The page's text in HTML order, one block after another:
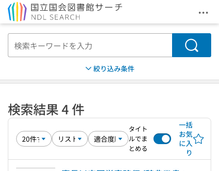
メ
検索
絞り込み条件
検索結果 4 件
タイト
ルでま
とめる
一括
お気
に入
り